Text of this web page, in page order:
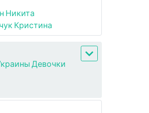
Никита
Кристина
Девочки